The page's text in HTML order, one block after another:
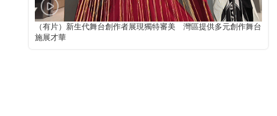
（有片）新生代舞台創作者展現獨特審美 灣區提供多元創作舞台
施展才華